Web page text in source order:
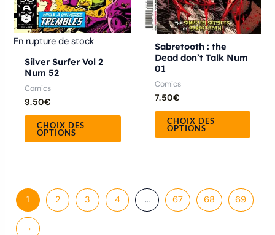
En rupture de stock
Silver Surfer Vol 2
Num 52
Comics
9.50€
CHOIX DES
OPTIONS
choisies
sur
Sabretooth : the
Dead don’t Talk Num
01
Comics
7.50€
CHOIX DES
OPTIONS
sur
1 2 3 4 … 67 68 69
→